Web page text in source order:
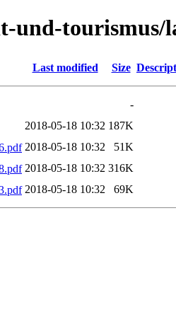
und-tourismus/
Last modified Size
-
2018-05-18 10:32 187K
2018-05-18 10:32
51K
2018-05-18 10:32 316K
2018-05-18 10:32 69K